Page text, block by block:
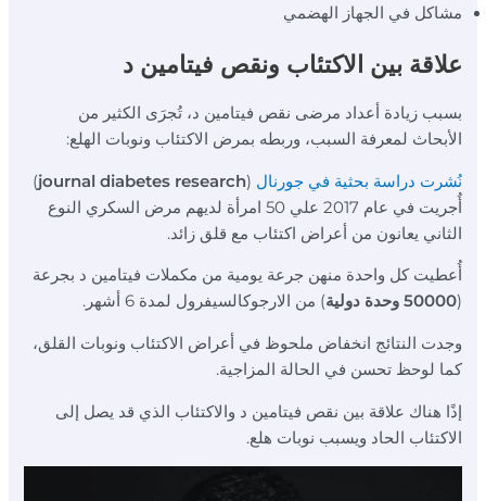
مشاكل في الجهاز الهضمي
علاقة بين الاكتئاب ونقص فيتامين د
بسبب زيادة أعداد مرضى نقص فيتامين د، تُجرَى الكثير من
الأبحاث لمعرفة السبب، وربطه بمرض الاكتئاب ونوبات الهلع:
نُشرت دراسة بحثية في جورنال (
journal diabetes research
)
أُجريت في عام 2017 علي 50 امرأة لديهم مرض السكري النوع
الثاني يعانون من أعراض اكتئاب مع قلق زائد.
أُعطيت كل واحدة منهن جرعة يومية من مكملات فيتامين د بجرعة
(50000 وحدة دولية ) من الارجوكالسيفرول لمدة 6 أشهر.
وجدت النتائج انخفاض ملحوظ في أعراض الاكتئاب ونوبات القلق،
كما لوحظ تحسن في الحالة المزاجية.
إذًا هناك علاقة بين نقص فيتامين د والاكتئاب الذي قد يصل إلى
الاكتئاب الحاد ويسبب نوبات هلع.